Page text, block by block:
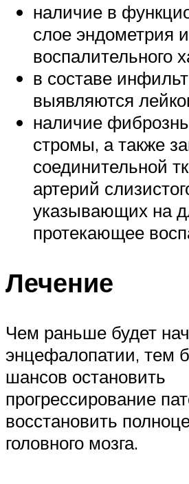
наличие в
слое эндометрия
воспалительного
в составе
выявляются
наличие
стромы, а также
соединительной
артерий
указывающих на
протекающее
Лечение
Чем раньше будет
энцефалопатии, тем
шансов остановить
прогрессирование
восстановить
головного мозга.